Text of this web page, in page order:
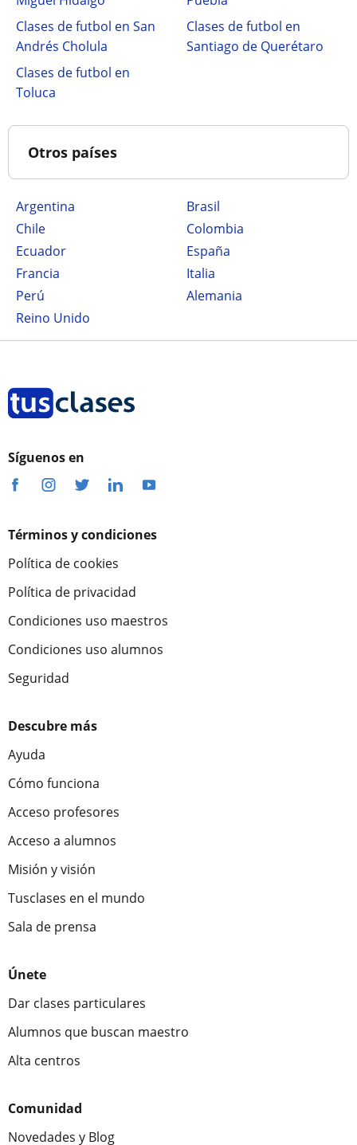
Clases de futbol en San
Andrés Cholula
Clases de futbol en
Santiago de Querétaro
Clases de futbol en
Toluca
Otros países
Argentina
Brasil
Chile
Colombia
Ecuador
España
Francia
Italia
Perú
Alemania
Reino Unido
Síguenos en
Términos y condiciones
Política de cookies
Política de privacidad
Condiciones uso maestros
Condiciones uso alumnos
Seguridad
Descubre más
Ayuda
Cómo funciona
Acceso profesores
Acceso a alumnos
Misión y visión
Tusclases en el mundo
Sala de prensa
Únete
Dar clases particulares
Alumnos que buscan maestro
Alta centros
Comunidad
Novedades y Blog